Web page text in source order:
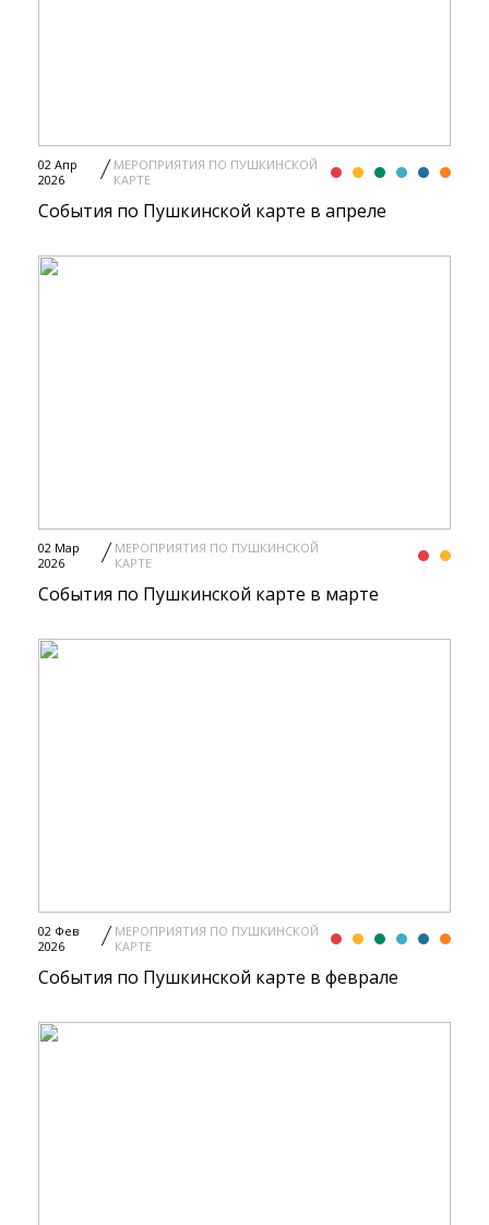
02 Апр
2026
МЕРОПРИЯТИЯ ПО ПУШКИНСКОЙ
КАРТЕ
События по Пушкинской карте в апреле
02 Мар
2026
МЕРОПРИЯТИЯ ПО ПУШКИНСКОЙ
КАРТЕ
События по Пушкинской карте в марте
02 Фев
2026
МЕРОПРИЯТИЯ ПО ПУШКИНСКОЙ
КАРТЕ
События по Пушкинской карте в феврале